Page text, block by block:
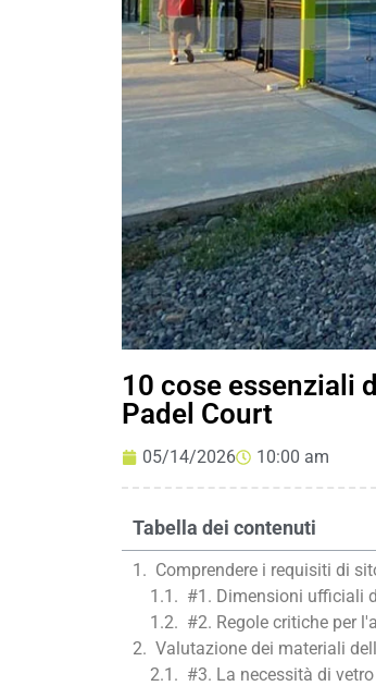
10 cose essenziali
Padel Court
05/14/2026 10:00 am
Tabella dei contenuti
Comprendere i requisiti di
#1. Dimensioni ufficiali
#2. Regole critiche per
Valutazione dei materiali
#3. La necessità di